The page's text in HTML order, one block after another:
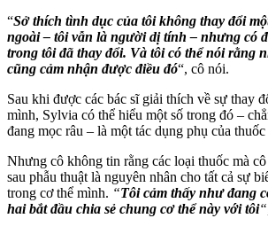
“Sở thích tình dục của tôi không thay đổi
ngoài – tôi vẫn là người dị tính – nhưng có
trong tôi đã thay đổi. Và tôi có thể nói rằng
cũng cảm nhận được điều đó“, cô nói.
Sau khi được các bác sĩ giải thích về sự thay
mình, Sylvia có thể hiểu một số trong đó –
đang mọc râu – là một tác dụng phụ của
Nhưng cô không tin rằng các loại thuốc mà
sau phẫu thuật là nguyên nhân cho tất cả sự
trong cơ thể mình. “Tôi cảm thấy như đang
hai bắt đầu chia sẻ chung cơ thể này với tôi“